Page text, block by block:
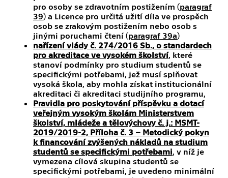
pro osoby se zdravotním postižením (paragraf
39) a Licence pro určitá užití díla ve prospěch
osob se zrakovým postižením nebo osob s
jinými poruchami čtení (paragraf 39a)
nařízení vlády č. 274/2016 Sb., o standardech
pro akreditace ve vysokém školství, které
stanoví podmínky pro studium studentů se
specifickými potřebami, jež musí splňovat
vysoká škola, aby mohla získat institucionální
akreditaci či akreditaci studijního programu,
Pravidla pro poskytování příspěvku a dotací
veřejným vysokým školám Ministerstvem
školství, mládeže a tělovýchovy č. j.: MSMT-
2019/2019-2, Příloha č. 3 – Metodický pokyn
k financování zvýšených nákladů na studium
studentů se specifickými potřebami, v níž je
vymezena cílová skupina studentů se
specifickými potřebami, je uvedeno minimální